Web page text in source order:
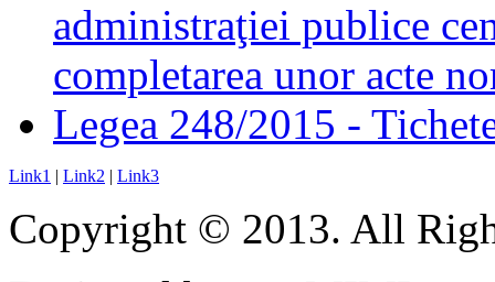
administraţiei publice
completarea unor acte
Legea 248/2015 -
Link1 | Link2 | Link3
Copyright © 2013. All